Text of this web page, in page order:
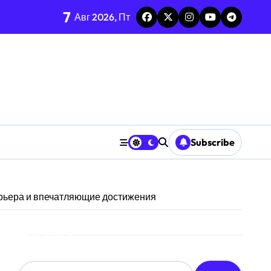
анализа вирусов
среде
7 Авг 2026, Пт
Subscribe
и впечатляющие достижения